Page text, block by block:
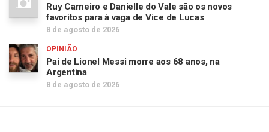
Ruy Carneiro e Danielle do Vale são os novos
favoritos para à vaga de Vice de Lucas
8 de agosto de 2026
OPINIÃO
Pai de Lionel Messi morre aos 68 anos, na
Argentina
8 de agosto de 2026